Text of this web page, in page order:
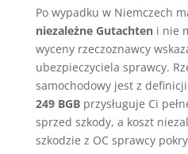
Po wypadku w Niemczech
niezależne Gutachteni nie
wyceny rzeczoznawcy
ubezpieczyciela sprawcy.
samochodowy jest z
249 BGBprzysługuje Ci
sprzed szkody, a koszt
szkodzie z OC sprawcy